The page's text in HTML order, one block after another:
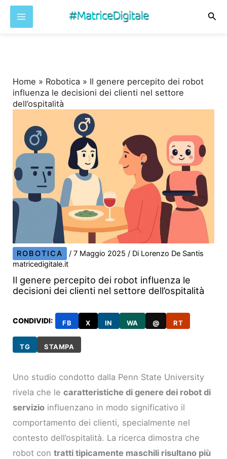
Home » Robotica » Il genere percepito dei robot
influenza le decisioni dei clienti nel settore
dell’ospitalità
ROBOTICA /7 Maggio 2025/ Di Lorenzo De Santis
matricedigitale.it
Il genere percepito dei robot influenza le
decisioni dei clienti nel settore dell’ospitalità
CONDIVIDI: FB X IN WA @ RT
TG STAMPA
Uno studio condotto dalla Penn State University
rivela che lecaratteristiche di genere dei robot di
servizio influenzano in modo significativo il
comportamento dei clienti, specialmente nel
contesto dell’ospitalità. La ricerca dimostra che
robot contratti tipicamente maschili risultano più